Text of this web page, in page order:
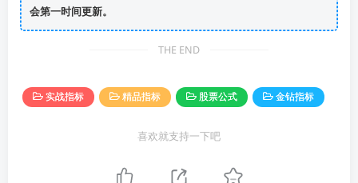
会第一时间更新。
THE END
实战指标 精品指标 股票公式 金钻指标
喜欢就支持一下吧